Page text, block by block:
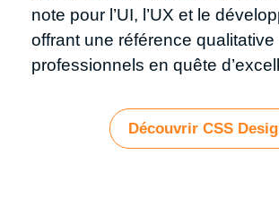
note pour l’UI, l’UX et le
offrant une référence qualitative
professionnels en quête
Découvrir CSS